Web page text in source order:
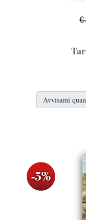
€
Avvisami